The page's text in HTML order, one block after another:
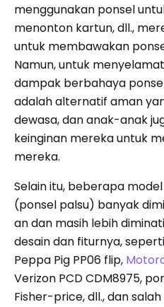
menggunakan ponsel
menonton kartun, dll.,
untuk membawakan
Namun, untuk
dampak berbahaya
adalah alternatif aman
dewasa, dan anak-anak
keinginan mereka untuk
mereka.
Selain itu, beberapa
(ponsel palsu) banyak
an dan masih lebih
desain dan fiturnya,
Peppa Pig PP06 flip,
Verizon PCD CDM8975,
Fisher-price, dll., dan